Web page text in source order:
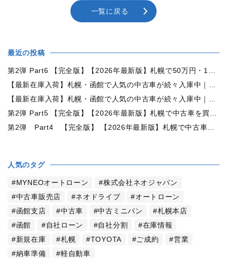
一覧に戻る
最近の投稿
人気のタグ
MYNEOオートローン
株式会社ネオジャパン
中古車販売店
ネオドライブ
オートローン
函館支店
中古車 中古ミニバン
札幌本店
函館
自社ローン 自社分割
在庫情報
新規在庫
札幌 TOYOTA ご成約
営業
納車準備
軽自動車